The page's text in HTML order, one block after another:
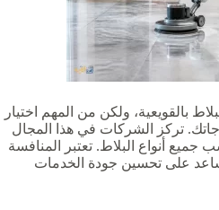
بالقويعية‏، ولكن من المهم اختيار
تركز الشركات في هذا المجال
جميع أنواع البلاط. تعتبر المنافسة
على تحسين جودة الخدمات